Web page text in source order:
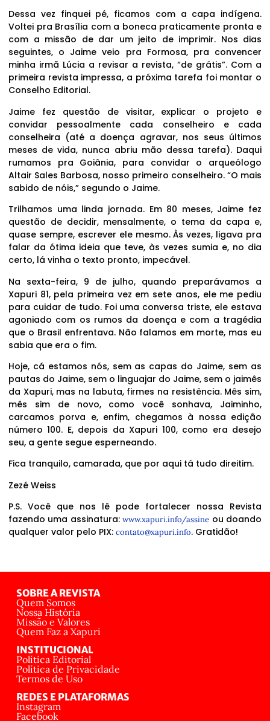
Dessa vez finquei pé, ficamos com a capa indígena.
Voltei pra Brasília com a boneca praticamente pronta e
com a missão de dar um jeito de imprimir. Nos dias
seguintes, o Jaime veio pra Formosa, pra convencer
minha irmã Lúcia a revisar a revista, “de grátis”. Com a
primeira revista impressa, a próxima tarefa foi montar o
Conselho Editorial.
Jaime fez questão de visitar, explicar o projeto e
convidar pessoalmente cada conselheiro e cada
conselheira (até a doença agravar, nos seus últimos
meses de vida, nunca abriu mão dessa tarefa). Daqui
rumamos pra Goiânia, para convidar o arqueólogo
Altair Sales Barbosa, nosso primeiro conselheiro. “O mais
sabido de nóis,” segundo o Jaime.
Trilhamos uma linda jornada. Em 80 meses, Jaime fez
questão de decidir, mensalmente, o tema da capa e,
quase sempre, escrever ele mesmo. Às vezes, ligava pra
falar da ótima ideia que teve, às vezes sumia e, no dia
certo, lá vinha o texto pronto, impecável.
Na sexta-feira, 9 de julho, quando preparávamos a
Xapuri 81, pela primeira vez em sete anos, ele me pediu
para cuidar de tudo. Foi uma conversa triste, ele estava
agoniado com os rumos da doença e com a tragédia
que o Brasil enfrentava. Não falamos em morte, mas eu
sabia que era o fim.
Hoje, cá estamos nós, sem as capas do Jaime, sem as
pautas do Jaime, sem o linguajar do Jaime, sem o jaimês
da Xapuri, mas na labuta, firmes na resistência. Mês sim,
mês sim de novo, como você sonhava, Jaiminho,
carcamos porva e, enfim, chegamos à nossa edição
número 100. E, depois da Xapuri 100, como era desejo
seu, a gente segue esperneando.
Fica tranquilo, camarada, que por aqui tá tudo direitim.
Zezé Weiss
P.S. Você que nos lê pode fortalecer nossa Revista
fazendo uma assinatura:www.xapuri.info/assine ou doando
qualquer valor pelo PIX: contato@xapuri.info. Gratidão!
SOBRE A REVISTA
Quem Somos
Nossa História
Missão e Valores
Quem Faz a Xapuri
INSTITUCIONAL
Política Editorial
Política de Privacidade
Termos de Uso
REDES E PLATAFORMAS
Instagram
Facebook